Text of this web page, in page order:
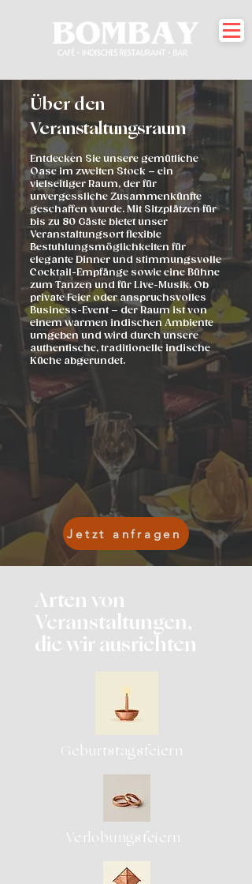
Über den
Veranstaltungsraum
Entdecken Sie unsere gemütliche
Oase im zweiten Stock – ein
vielseitiger Raum, der für
unvergessliche Zusammenkünfte
geschaffen wurde. Mit Sitzplätzen für
bis zu 80 Gäste bietet unser
Veranstaltungsort flexible
Bestuhlungsmöglichkeiten für
elegante Dinner und stimmungsvolle
Cocktail-Empfänge sowie eine Bühne
zum Tanzen und für Live-Musik. Ob
private Feier oder anspruchsvolles
Business-Event – ​​der Raum ist von
einem warmen indischen Ambiente
umgeben und wird durch unsere
authentische, traditionelle indische
Küche abgerundet.
Jetzt anfragen
Arten von
Veranstaltungen,
die wir ausrichten
Geburtstagsfeiern
Verlobungsfeiern